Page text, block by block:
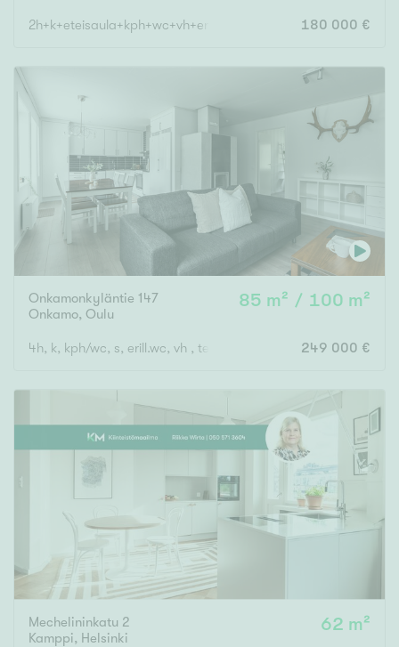
2h+k+eteisaula+kph+wc+vh+eristämätön 180 000 €
Onkamonkyläntie 147
Onkamo, Oulu
85 m² / 100 m²
4h, k, kph/wc, s, erill.wc, vh , teras., at 249 000 €
Mechelininkatu 2
Kamppi, Helsinki
62 m²